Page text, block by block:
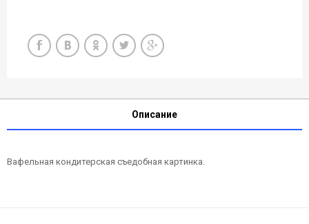
Описание
Вафельная кондитерская съедобная картинка.